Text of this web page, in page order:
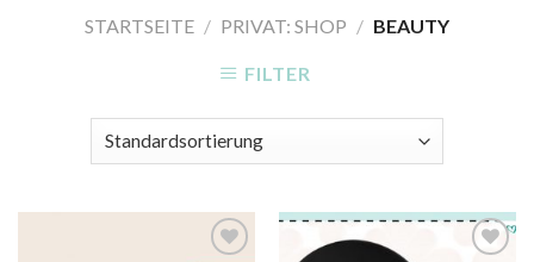
STARTSEITE / PRIVAT: SHOP / BEAUTY
FILTER